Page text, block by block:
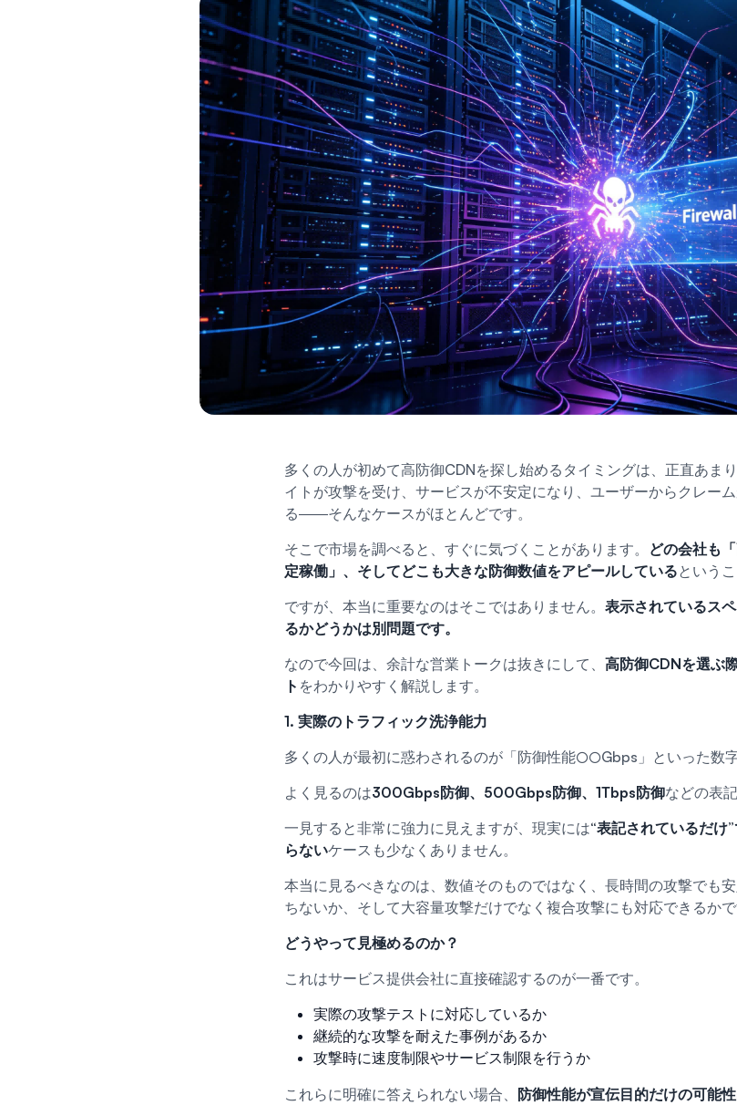
多くの人が初めて高防御CDNを探し始めるタイミングは、正直あま
イトが攻撃を受け、サービスが不安定になり、ユーザーからクレー
る――そんなケースがほとんどです。
そこで市場を調べると、すぐに気づくことがあります。 どの会社も
定稼働」、そしてどこも大きな防御数値をアピールしているというこ
ですが、本当に重要なのはそこではありません。 表示されているス
るかどうかは別問題です。
なので今回は、余計な営業トークは抜きにして、 高防御CDNを選ぶ
ト をわかりやすく解説します。
1. 実際のトラフィック洗浄能力
多くの人が最初に惑わされるのが「防御性能○○Gbps」といった数字
よく見るのは300Gbps防御、500Gbps防御、1Tbps防御などの表記
一見すると非常に強力に見えますが、現実には“表記されているだけ
らないケースも少なくありません。
本当に見るべきなのは、数値そのものではなく、長時間の攻撃でも
ちないか、そして大容量攻撃だけでなく複合攻撃にも対応できるかで
どうやって見極めるのか？
これはサービス提供会社に直接確認するのが一番です。
実際の攻撃テストに対応しているか
継続的な攻撃を耐えた事例があるか
攻撃時に速度制限やサービス制限を行うか
これらに明確に答えられない場合、 防御性能が宣伝目的だけの可能